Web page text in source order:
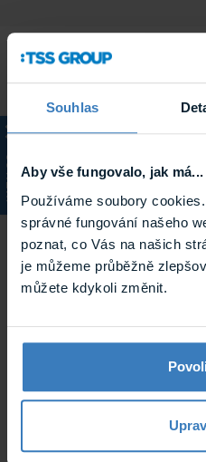
Souhlas
Aby vše fungovalo, jak má...
Používáme soubory
správné fungování našeho
poznat, co Vás na našich
je můžeme průběžně
můžete kdykoli změnit.
KATALOG
Související
Easydoor SP 18 v2
sběrnice
Separátor napájení sběrnice
monitorů a 1x výstupem pro
napájení je ...
SP